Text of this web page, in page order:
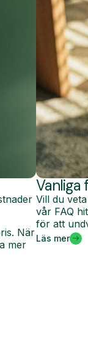
När
mer
Vanliga
Vill du
vår FAQ
för att
Läs mer